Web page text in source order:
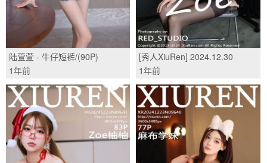
陆萱萱 - 牛仔短裤/(90P)
1年前
[秀人XiuRen] 2024.12.30
No.9679 Zoe柚柚/(82P)
1年前